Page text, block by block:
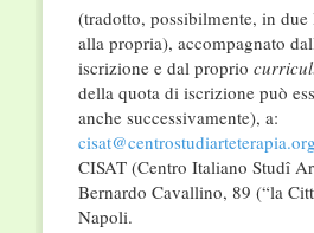
(tradotto, possibilmente, in
alla propria), accompagnato
iscrizione e dal proprio
della quota di iscrizione può
anche successivamente), a:
cisat@centrostudiarteterapia.org
CISAT (Centro Italiano Studî
Bernardo Cavallino, 89 (“la
Napoli.